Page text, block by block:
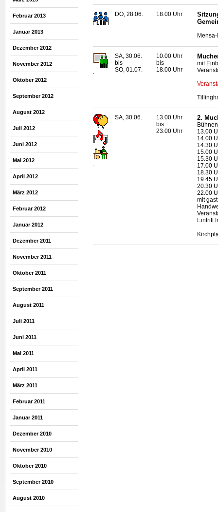
Februar 2013
Januar 2013
Dezember 2012
November 2012
Oktober 2012
September 2012
August 2012
Juli 2012
Juni 2012
Mai 2012
April 2012
März 2012
Februar 2012
Januar 2012
Dezember 2011
November 2011
Oktober 2011
September 2011
August 2011
Juli 2011
Juni 2011
Mai 2011
April 2011
März 2011
Februar 2011
Januar 2011
Dezember 2010
November 2010
Oktober 2010
September 2010
August 2010
DO, 28.06. 18.00 Uhr
SA, 30.06.
bis
SO, 01.07.
10.00 Uhr
bis
18.00 Uhr
mit
.
SA, 30.06.
13.00 Uhr
bis
23.00 Uhr
2.
13.00
14.00
14.30
15.00
15.30
17.00
18.30
19.45
20.30
22.00
mit
Eintritt